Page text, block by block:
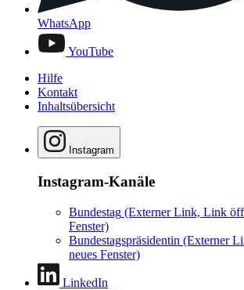
WhatsApp
YouTube
Hilfe
Kontakt
Inhaltsübersicht
Instagram
Instagram-Kanäle
Bundestag (Externer Link, Link
Fenster)
Bundestagspräsidentin (Externer
neues Fenster)
LinkedIn